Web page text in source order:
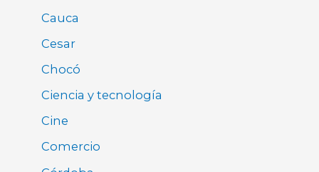
Cauca
Cesar
Chocó
Ciencia y tecnología
Cine
Comercio